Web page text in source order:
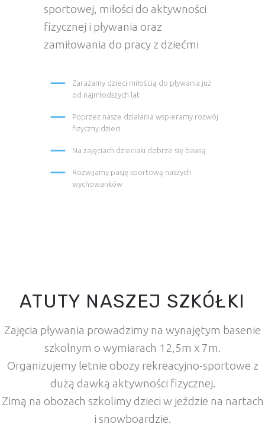
sportowej, miłości do aktywności
fizycznej i pływania oraz
zamiłowania do pracy z dziećmi
Zarażamy dzieci miłością do pływania już
od najmłodszych lat
Poprzez nasze działania wspieramy rozwój
fizyczny dzieci
Na zajęciach dzieciaki dobrze się bawią
Rozwijamy pasję sportową naszych
wychowanków
ATUTY NASZEJ SZKÓŁKI
Zajęcia pływania prowadzimy na wynajętym basenie
szkolnym o wymiarach 12,5m x 7m.
Organizujemy letnie obozy rekreacyjno-sportowe z
dużą dawką aktywności fizycznej.
Zimą na obozach szkolimy dzieci w jeździe na nartach
i snowboardzie.